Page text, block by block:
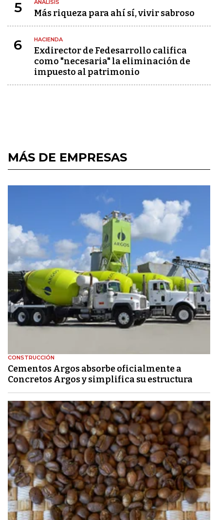
5 ANÁLISIS
Más riqueza para ahí sí, vivir sabroso
6 HACIENDA
Exdirector de Fedesarrollo califica
como "necesaria" la eliminación de
impuesto al patrimonio
MÁS DE EMPRESAS
CONSTRUCCIÓN
Cementos Argos absorbe oficialmente a
Concretos Argos y simplifica su estructura